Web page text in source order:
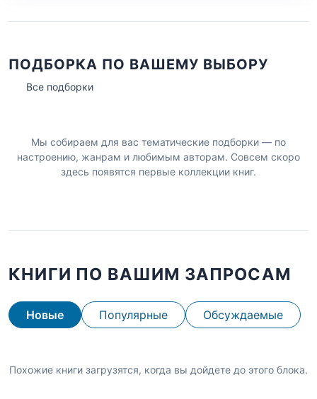
ПОДБОРКА ПО ВАШЕМУ ВЫБОРУ
Все подборки
Мы собираем для вас тематические подборки — по
настроению, жанрам и любимым авторам. Совсем скоро
здесь появятся первые коллекции книг.
КНИГИ ПО ВАШИМ ЗАПРОСАМ
Новые Популярные Обсуждаемые
Похожие книги загрузятся, когда вы дойдете до этого блока.